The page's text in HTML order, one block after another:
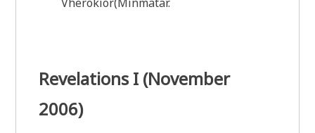
Revelations I (November
2006)